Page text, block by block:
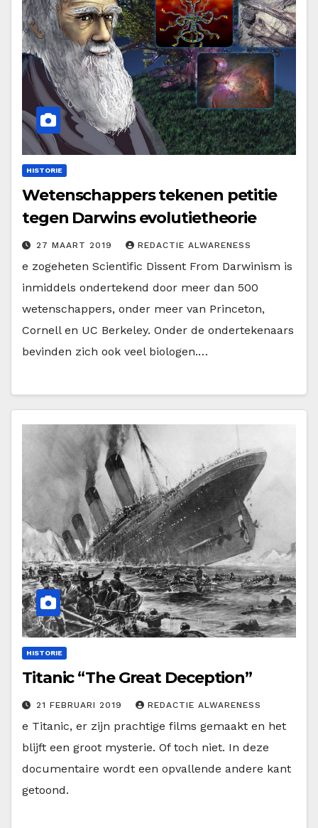
HISTORIE
Wetenschappers tekenen petitie
tegen Darwins evolutietheorie
27 MAART 2019 REDACTIE ALWARENESS
e zogeheten Scientific Dissent From Darwinism is
inmiddels ondertekend door meer dan 500
wetenschappers, onder meer van Princeton,
Cornell en UC Berkeley. Onder de ondertekenaars
bevinden zich ook veel biologen.…
HISTORIE
Titanic “The Great Deception”
21 FEBRUARI 2019 REDACTIE ALWARENESS
e Titanic, er zijn prachtige films gemaakt en het
blijft een groot mysterie. Of toch niet. In deze
documentaire wordt een opvallende andere kant
getoond.